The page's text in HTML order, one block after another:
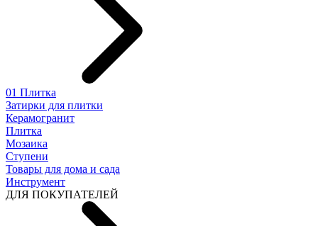
01 Плитка
Затирки для плитки
Керамогранит
Плитка
Мозаика
Ступени
Товары для дома и сада
Инструмент
ДЛЯ ПОКУПАТЕЛЕЙ